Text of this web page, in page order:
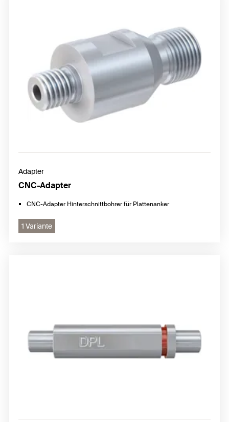
Adapter
CNC-Adapter
CNC-Adapter Hinterschnittbohrer für Plattenanker
1 Variante